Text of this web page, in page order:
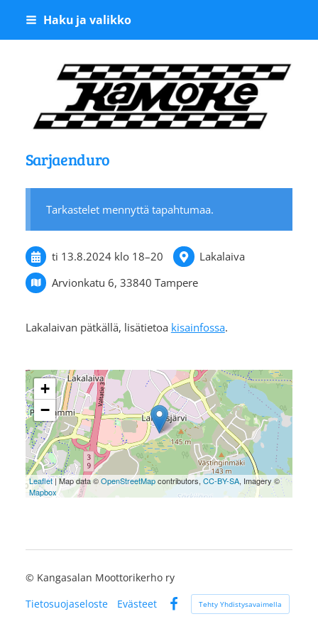
Siirry
Haku ja valikko
Kangasalan
Sarjaenduro
Tarkastelet mennyttä tapahtumaa.
ti 13.8.2024 klo 18–20
Lakalaiva
Arvionkatu 6, 33840 Tampere
Lakalaivan pätkällä, lisätietoa kisainfossa.
+
−
Leaflet| Map data ©OpenStreetMapcontributors, CC-BY-SA, Imagery ©
Mapbox
© Kangasalan Moottorikerho ry
Tietosuojaseloste
Evästeet
Facebook
Tehty Yhdistysavaimella